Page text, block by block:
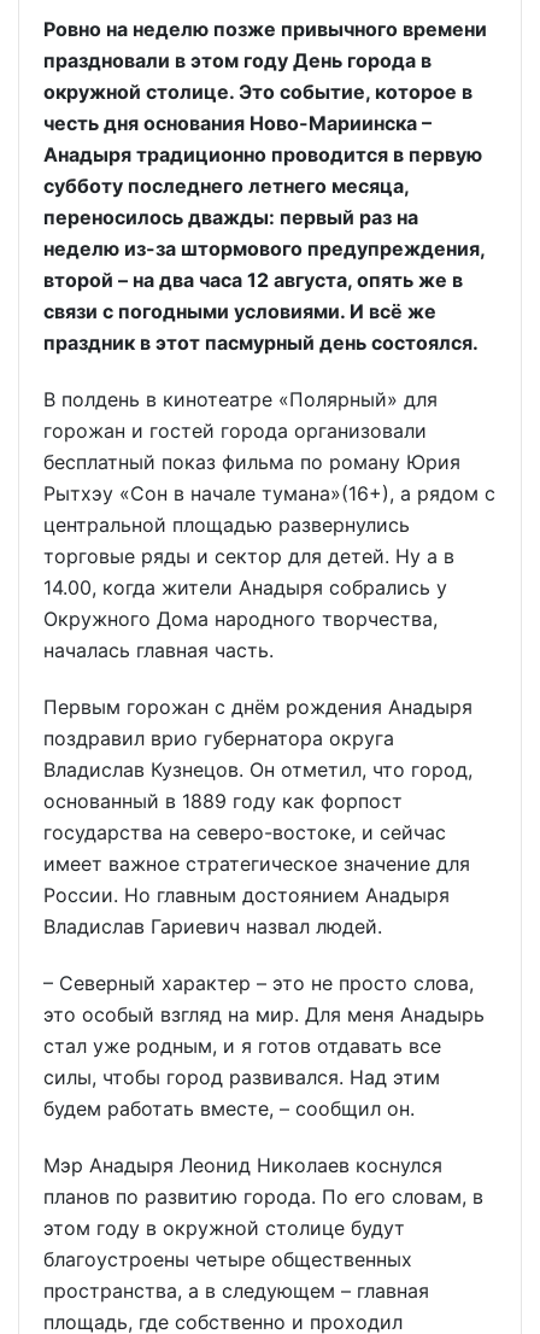
Ровно на неделю позже привычного времени
праздновали в этом году День города в
окружной столице. Это событие, которое в
честь дня основания Ново-Мариинска –
Анадыря традиционно проводится в первую
субботу последнего летнего месяца,
переносилось дважды: первый раз на
неделю из-за штормового предупреждения,
второй – на два часа 12 августа, опять же в
связи с погодными условиями. И всё же
праздник в этот пасмурный день состоялся.
В полдень в кинотеатре «Полярный» для
горожан и гостей города организовали
бесплатный показ фильма по роману Юрия
Рытхэу «Сон в начале тумана»(16+), а рядом с
центральной площадью развернулись
торговые ряды и сектор для детей. Ну а в
14.00, когда жители Анадыря собрались у
Окружного Дома народного творчества,
началась главная часть.
Первым горожан с днём рождения Анадыря
поздравил врио губернатора округа
Владислав Кузнецов. Он отметил, что город,
основанный в 1889 году как форпост
государства на северо-востоке, и сейчас
имеет важное стратегическое значение для
России. Но главным достоянием Анадыря
Владислав Гариевич назвал людей.
– Северный характер – это не просто слова,
это особый взгляд на мир. Для меня Анадырь
стал уже родным, и я готов отдавать все
силы, чтобы город развивался. Над этим
будем работать вместе, – сообщил он.
Мэр Анадыря Леонид Николаев коснулся
планов по развитию города. По его словам, в
этом году в окружной столице будут
благоустроены четыре общественных
пространства, а в следующем – главная
площадь, где собственно и проходил